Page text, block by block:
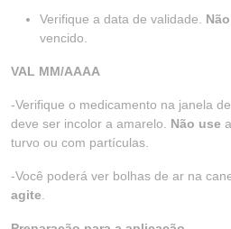
Verifique a data de validade.
vencido.
VAL MM/AAAA
-Verifique o medicamento na janela
deve ser incolor a amarelo. Não use
turvo ou com partículas.
-Você poderá ver bolhas de ar na
agite